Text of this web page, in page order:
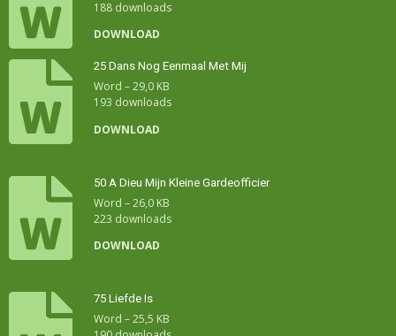
188 downloads
DOWNLOAD
25 Dans Nog Eenmaal Met Mij
Word – 29,0 KB
193 downloads
DOWNLOAD
50 A Dieu Mijn Kleine Gardeofficier
Word – 26,0 KB
223 downloads
DOWNLOAD
75 Liefde Is
Word – 25,5 KB